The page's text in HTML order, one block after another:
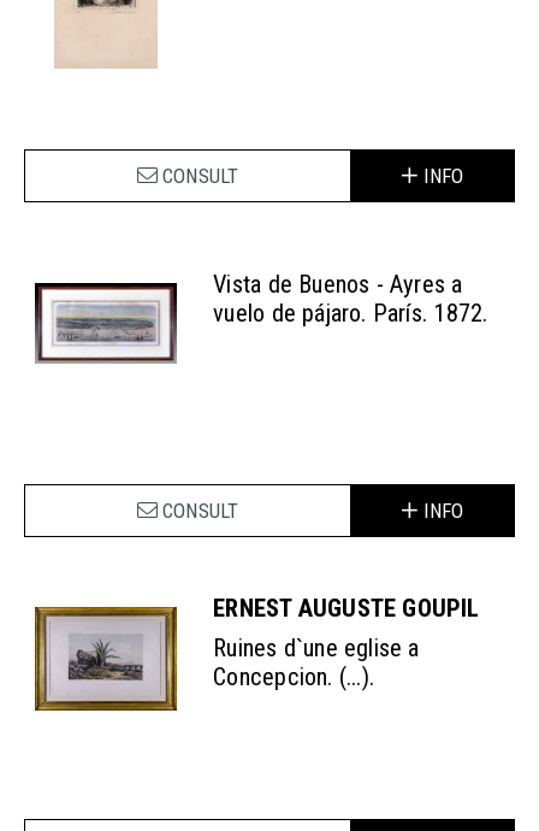
CONSULT INFO
Vista de Buenos - Ayres a
vuelo de pájaro. París. 1872.
CONSULT INFO
ERNEST AUGUSTE GOUPIL
Ruines d`une eglise a
Concepcion. (...).